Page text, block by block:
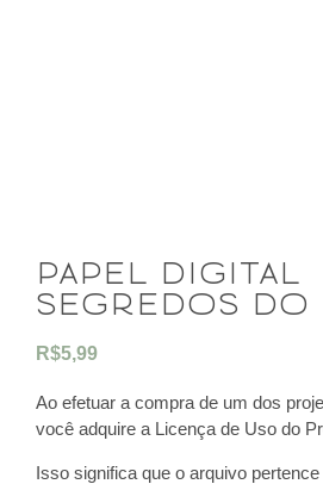
papel digital
segredos do
R$5,99
Ao efetuar a compra de um dos
você adquire a Licença de Uso do
Isso significa que o arquivo